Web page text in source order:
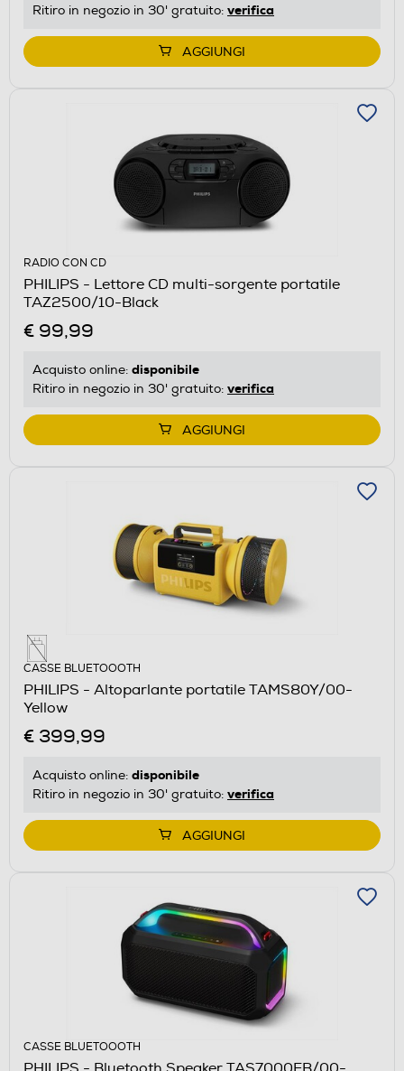
Ritiro in negozio in 30' gratuito: verifica
AGGIUNGI
RADIO CON CD
PHILIPS - Lettore CD multi-sorgente portatile
TAZ2500/10-Black
€ 99,99
Acquisto online: disponibile
Ritiro in negozio in 30' gratuito: verifica
AGGIUNGI
CASSE BLUETOOOTH
PHILIPS - Altoparlante portatile TAMS80Y/00-
Yellow
€ 399,99
Acquisto online: disponibile
Ritiro in negozio in 30' gratuito: verifica
AGGIUNGI
CASSE BLUETOOOTH